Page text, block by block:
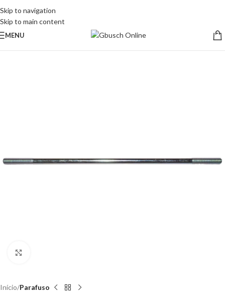
Skip to navigation
Skip to main content
MENU
Início Parafuso